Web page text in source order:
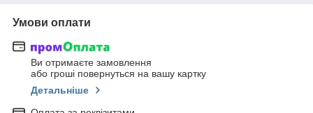
Умови оплати
Ви отримаєте замовлення
або гроші повернуться на вашу картку
Детальніше